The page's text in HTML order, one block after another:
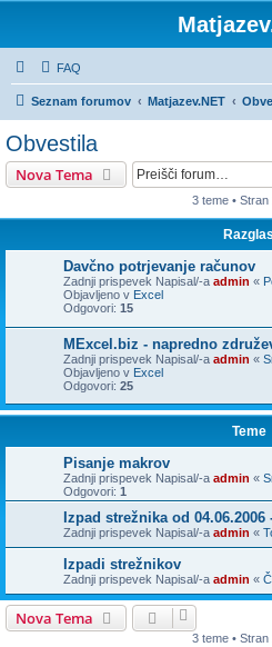
FAQ
Seznam forumov Matjazev.NET
Obvestila
Nova Tema
3 teme • Stran
Razglas
Davčno potrjevanje računov
Zadnji prispevek Napisal/-a admin «
Objavljeno v Excel
Odgovori: 15
MExcel.biz - napredno
Zadnji prispevek Napisal/-a admin «
Objavljeno v Excel
Odgovori: 25
Teme
Pisanje makrov
Zadnji prispevek Napisal/-a admin «
Odgovori: 1
Izpad strežnika od 04.06.2006
Zadnji prispevek Napisal/-a admin «
Izpadi strežnikov
Zadnji prispevek Napisal/-a admin «
Nova Tema
3 teme • Stran